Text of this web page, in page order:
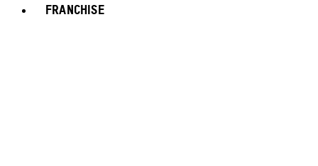
FRANCHISE